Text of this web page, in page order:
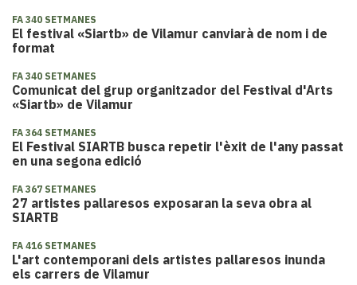
FA 340 SETMANES
El festival «Siartb» de Vilamur canviarà de nom i de
format
FA 340 SETMANES
Comunicat del grup organitzador del Festival d'Arts
«Siartb» de Vilamur
FA 364 SETMANES
El Festival SIARTB busca repetir l'èxit de l'any passat
en una segona edició
FA 367 SETMANES
27 artistes pallaresos exposaran la seva obra al
SIARTB
FA 416 SETMANES
L'art contemporani dels artistes pallaresos inunda
els carrers de Vilamur